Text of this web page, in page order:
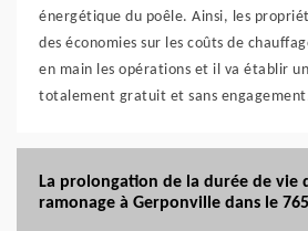
énergétique du poêle. Ainsi, les
des économies sur les coûts de
en main les opérations et il va établir
totalement gratuit et sans
La prolongation de la durée de vie
ramonage à Gerponville dans le